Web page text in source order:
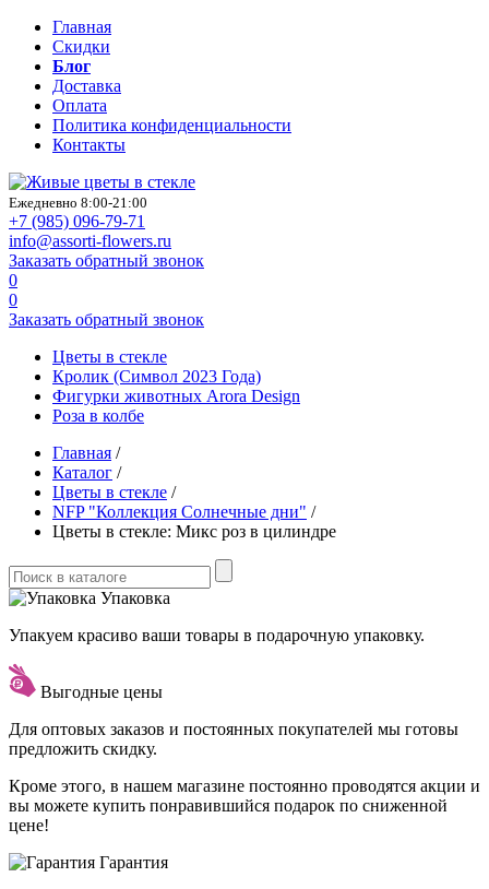
Главная
Скидки
Блог
Доставка
Оплата
Политика конфиденциальности
Контакты
Ежедневно 8:00-21:00
+7 (985) 096-79-71
info@assorti-flowers.ru
Заказать обратный звонок
0
0
Заказать обратный звонок
Цветы в стекле
Кролик (Символ 2023 Года)
Фигурки животных Arora Design
Роза в колбе
Главная /
Каталог /
Цветы в стекле /
NFP "Коллекция Солнечные дни" /
Цветы в стекле: Микс роз в цилиндре
Упаковка
Упакуем красиво ваши товары в подарочную упаковку.
Выгодные цены
Для оптовых заказов и постоянных покупателей мы готовы
предложить скидку.
Кроме этого, в нашем магазине постоянно проводятся акции и
вы можете купить понравившийся подарок по сниженной
цене!
Гарантия